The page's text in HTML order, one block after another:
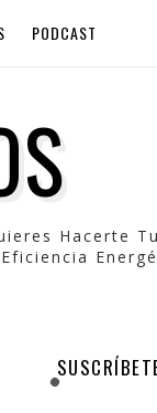
PODCAST
Hacerte